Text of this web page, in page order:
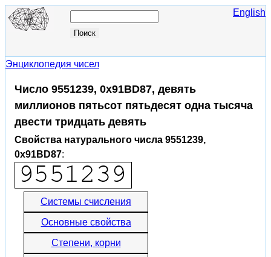
English
Энциклопедия чисел
Число 9551239, 0x91BD87, девять
миллионов пятьсот пятьдесят одна тысяча
двести тридцать девять
Свойства натурального числа 9551239,
0x91BD87:
Системы счисления
Основные свойства
Степени, корни